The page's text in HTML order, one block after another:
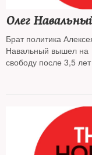
Олег
Брат политика
Навальный вышел на
свободу после 3,5